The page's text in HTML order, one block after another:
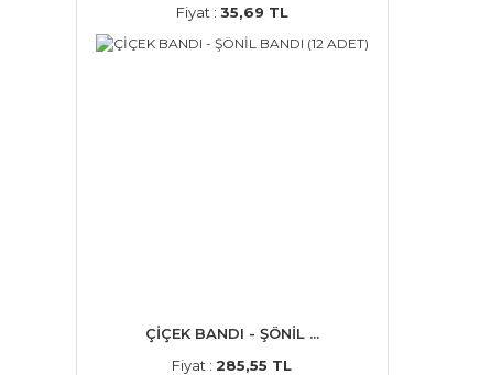
Fiyat : 35,69 TL
ÇİÇEK BANDI - ŞÖNİL ...
Fiyat :285,55 TL